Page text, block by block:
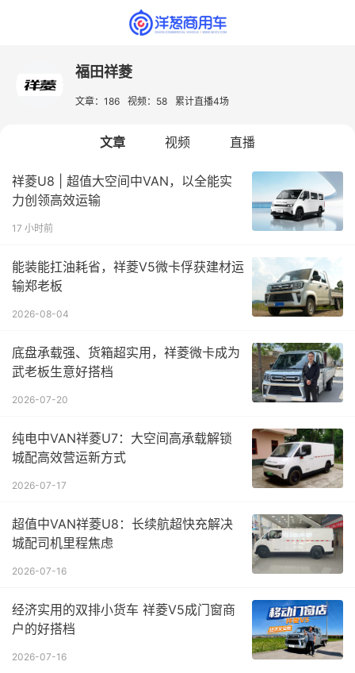
福田祥菱
文章：186 视频：58 累计直播4场
文章 视频 直播
祥菱U8 | 超值大空间中VAN，以全能实
力创领高效运输
17 小时前
能装能扛油耗省，祥菱V5微卡俘获建材运
输郑老板
2026-08-04
底盘承载强、货箱超实用，祥菱微卡成为
武老板生意好搭档
2026-07-20
纯电中VAN祥菱U7：大空间高承载解锁
城配高效营运新方式
2026-07-17
超值中VAN祥菱U8：长续航超快充解决
城配司机里程焦虑
2026-07-16
经济实用的双排小货车 祥菱V5成门窗商
户的好搭档
2026-07-16